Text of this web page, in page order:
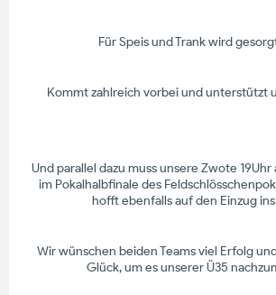
Für Speis und Trank wird
Kommt zahlreich vorbei und unterstützt
Und parallel dazu muss unsere Zwote 19Uhr
im Pokalhalbfinale des
hofft ebenfalls auf den Einzug ins
Wir wünschen beiden Teams viel Erfolg
Glück, um es unserer Ü35